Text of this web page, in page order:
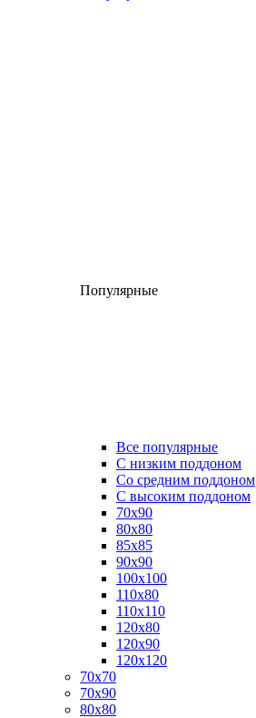
Популярные
Все популярные
C низким поддоном
Со средним поддоном
С высоким поддоном
70х90
80х80
85х85
90х90
100х100
110х80
110х110
120х80
120х90
120х120
70х70
70х90
80х80